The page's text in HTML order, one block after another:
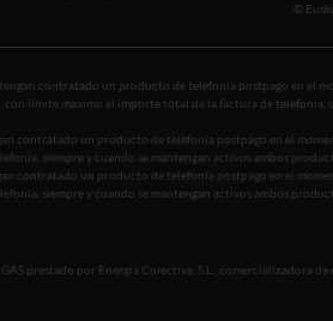
©
contratado un producto de telefonía postpago en el
límite máximo el importe total de la factura de
contratado un producto de telefonía postpago en el
siempre y cuando se mantengan activos ambos
contratado un producto de telefonía postpago en el
siempre y cuando se mantengan activos ambos
prestado por Energía Colectiva, S.L., comercializadora